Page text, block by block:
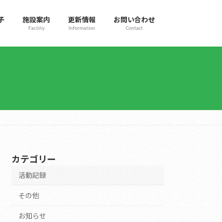
施設案内
Facility
更新情報
Information
お問い合わせ
Contact
カテゴリー
活動記録
その他
お知らせ